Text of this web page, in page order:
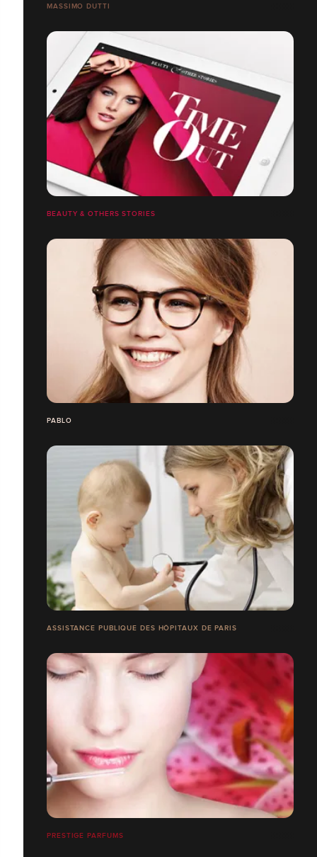
MASSIMO DUTTI
BEAUTY & OTHERS STORIES
PABLO
ASSISTANCE PUBLIQUE DES HÔPITAUX DE PARIS
PRESTIGE PARFUMS